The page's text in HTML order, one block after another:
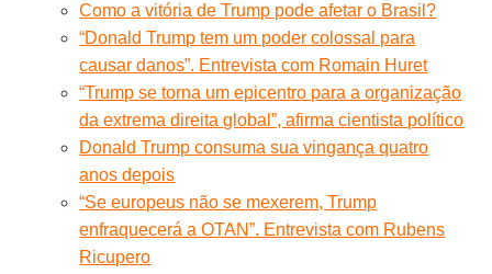
Como a vitória de Trump pode afetar o Brasil?
“Donald Trump tem um poder colossal para
causar danos”. Entrevista com Romain Huret
“Trump se torna um epicentro para a organização
da extrema direita global”, afirma cientista político
Donald Trump consuma sua vingança quatro
anos depois
“Se europeus não se mexerem, Trump
enfraquecerá a OTAN”. Entrevista com Rubens
Ricupero